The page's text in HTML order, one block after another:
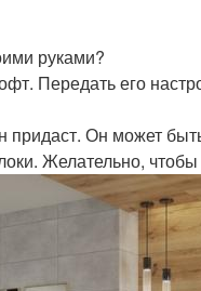
руками?
Передать его
придаст. Он может
Желательно,